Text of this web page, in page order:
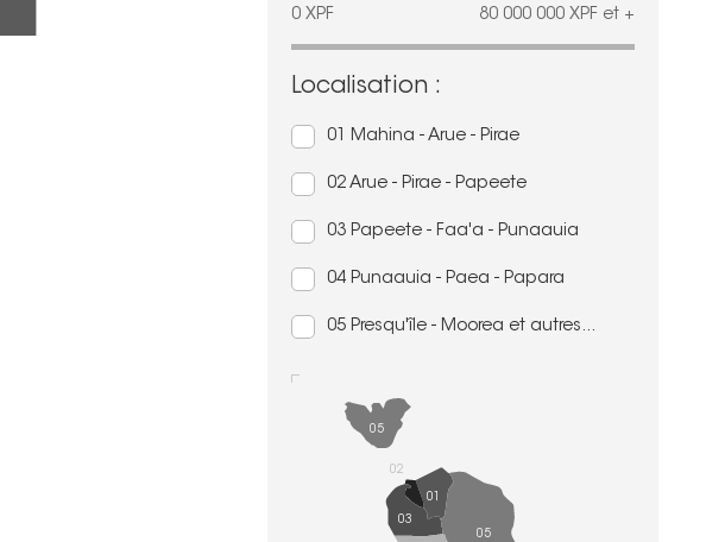
0 XPF 80 000 000 XPF et +
Localisation :
01 Mahina - Arue - Pirae
02 Arue - Pirae - Papeete
03 Papeete - Faa'a - Punaauia
04 Punaauia - Paea - Papara
05 Presqu'île - Moorea et autres...
01
02
03
05
05